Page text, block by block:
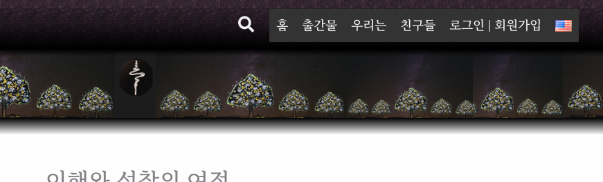
검
색
홈 출간물 우리는 친구들 로그인 | 회원가입